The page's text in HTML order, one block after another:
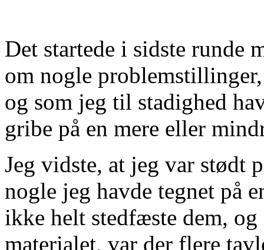
Det startede i sidste runde
om nogle
og som jeg til stadighed
gribe på en mere eller
Jeg vidste, at jeg var stødt
nogle jeg havde tegnet på
ikke helt stedfæste dem,
materialet, var der flere